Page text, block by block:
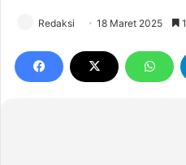
Redaksi 18 Maret 2025